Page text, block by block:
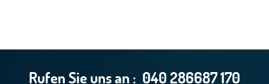
Rufen Sie uns an : 040 286687 170